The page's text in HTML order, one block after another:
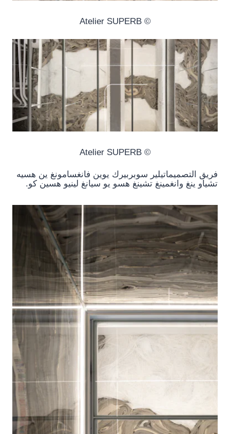
© Atelier SUPERB
© Atelier SUPERB
فريق التصميماتيلير سوبربيرك يوين فانغسامونغ ين هسيه
تشياو ينغ وانغمينغ تشينغ هسو يو سيانغ لينيو هسين كو.